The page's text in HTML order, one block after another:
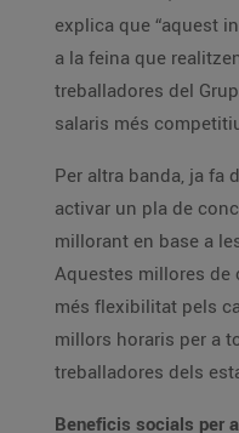
explica que “aquest
a la feina que
treballadores del
salaris més
Per altra banda, ja fa
activar un pla de
millorant en base a
Aquestes millores de
més flexibilitat pels
millors horaris per a
treballadores dels
Beneficis socials per